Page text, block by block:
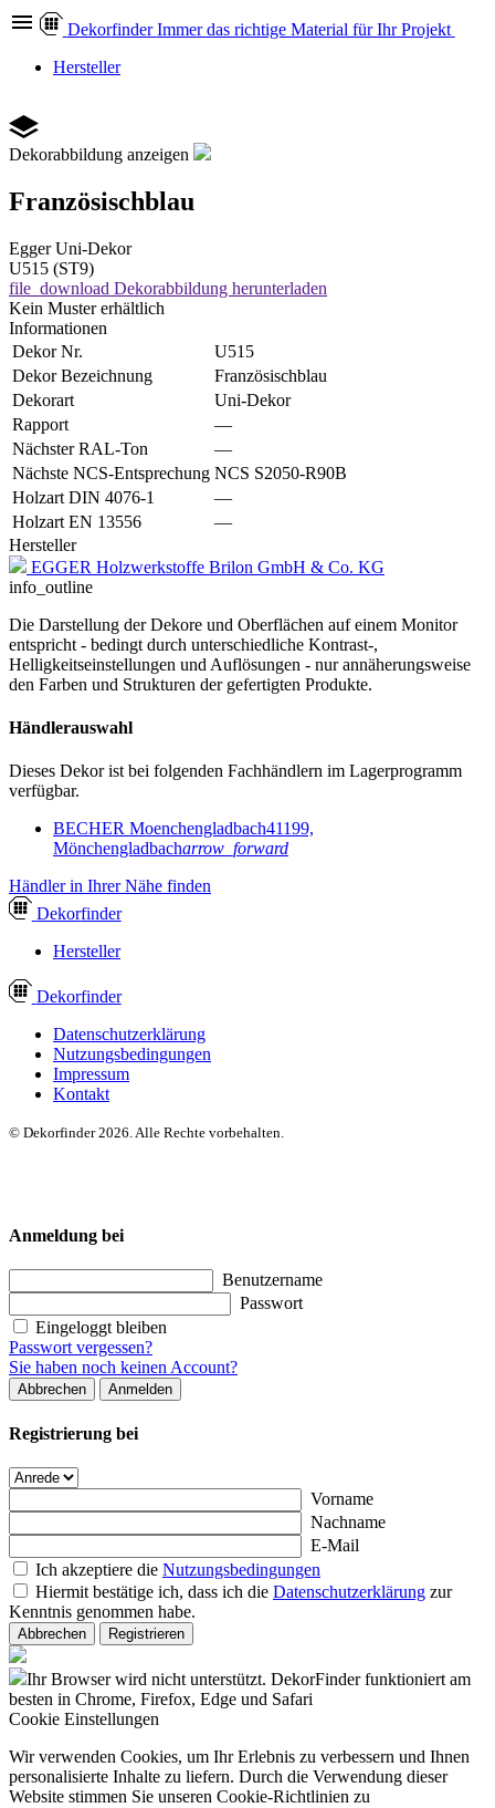
Dekorfinder Immer das richtige Material für Ihr Projekt
Hersteller
Dekorabbildung anzeigen
Französischblau
Egger Uni-Dekor
U515 (ST9)
file_download Dekorabbildung herunterladen
Kein Muster erhältlich
Informationen
Dekor Nr.
U515
Dekor Bezeichnung
Französischblau
Dekorart
Uni-Dekor
Rapport
—
Nächster RAL-Ton
—
Nächste NCS-Entsprechung NCS S2050-R90B
Holzart DIN 4076-1
—
Holzart EN 13556
—
Hersteller
EGGER Holzwerkstoffe Brilon GmbH & Co. KG
info_outline
Die Darstellung der Dekore und Oberflächen auf einem Monitor
entspricht - bedingt durch unterschiedliche Kontrast-,
Helligkeitseinstellungen und Auflösungen - nur annäherungsweise
den Farben und Strukturen der gefertigten Produkte.
Händlerauswahl
Dieses Dekor ist bei folgenden Fachhändlern im Lagerprogramm
verfügbar.
BECHER Moenchengladbach41199,
Mönchengladbacharrow_forward
Händler in Ihrer Nähe finden
Dekorfinder
Hersteller
Dekorfinder
Datenschutzerklärung
Nutzungsbedingungen
Impressum
Kontakt
© Dekorfinder 2026. Alle Rechte vorbehalten.
Anmeldung bei
Benutzername
Passwort
Eingeloggt bleiben
Passwort vergessen?
Sie haben noch keinen Account?
Abbrechen Anmelden
Registrierung bei
Vorname
Nachname
E-Mail
Ich akzeptiere die Nutzungsbedingungen
Hiermit bestätige ich, dass ich die Datenschutzerklärung zur
Kenntnis genommen habe.
Abbrechen Registrieren
Ihr Browser wird nicht unterstützt. DekorFinder funktioniert am
besten in Chrome, Firefox, Edge und Safari
Cookie Einstellungen
Wir verwenden Cookies, um Ihr Erlebnis zu verbessern und Ihnen
personalisierte Inhalte zu liefern. Durch die Verwendung dieser
Website stimmen Sie unseren Cookie-Richtlinien zu